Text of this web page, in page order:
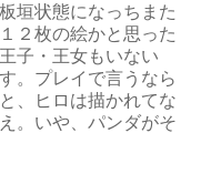
状態になっちまた
２枚の絵かと思った
子・王女もいない
。プレイで言うなら
、ヒロは描かれてな
。いや、パンダがそ